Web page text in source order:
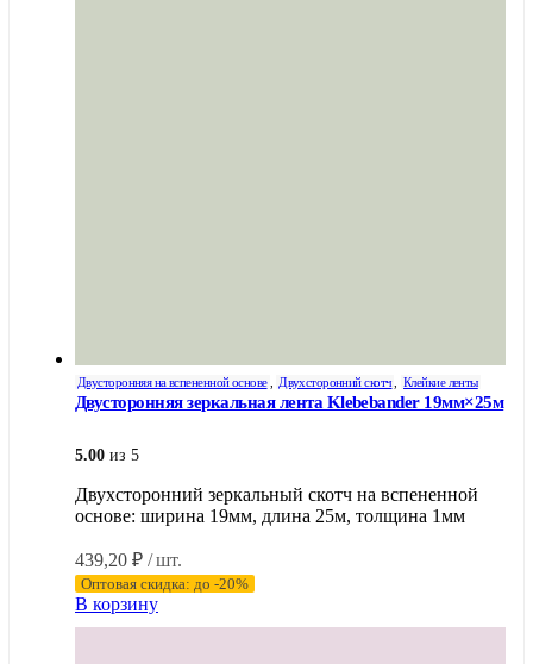
Двусторонняя на вспененной основе , Двухсторонний скотч, Клейкие ленты
Двусторонняя зеркальная лента Klebebander 19мм×25м
5.00 из 5
Двухсторонний зеркальный скотч на вспененной
основе: ширина 19мм, длина 25м, толщина 1мм
439,20 ₽ / шт.
Оптовая скидка: до -20%
В корзину